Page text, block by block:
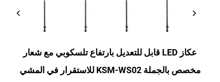
عكاز LED قابل للتعديل بارتفاع تلسكوبي مع شعار
مخصص بالجملة KSM-WS02 للاستقرار في المشي